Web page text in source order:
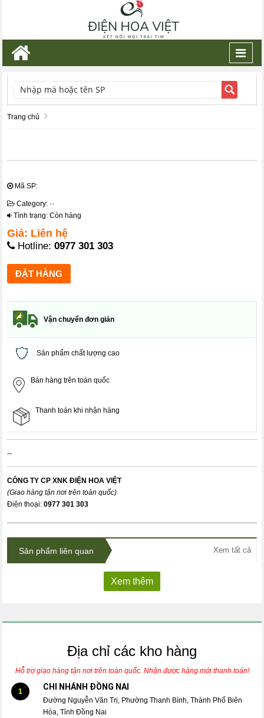
TÌM KIẾM
Trang chủ
Mã SP:
Category:--
Tình trạng: Còn hàng
Giá: Liên hệ
Hotline:0977 301 303
Vận chuyển đơn giản
Sản phẩm chất lượng cao
Bán hàng trên toàn quốc
Thanh toán khi nhận hàng
--
CÔNG TY CP XNK ĐIỆN HOA VIỆT
(Giao hàng tận nơi trên toàn quốc)
Điện thoại:0977 301 303
Sản phẩm liên quan Xem tất cả
Xem thêm
Địa chỉ các kho hàng
Hỗ trợ giao hàng tận nơi trên toàn quốc. Nhận được hàng mới thanh toán!
1 CHI NHÁNH ĐỒNG NAI
Đường Nguyễn Văn Trị, Phường Thanh Bình, Thành Phố Biên
Hòa, Tỉnh Đồng Nai